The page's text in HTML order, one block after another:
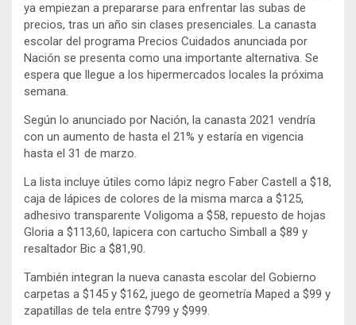
ya empiezan a prepararse para enfrentar las subas de
precios, tras un año sin clases presenciales. La canasta
escolar del programa Precios Cuidados anunciada por
Nación se presenta como una importante alternativa. Se
espera que llegue a los hipermercados locales la próxima
semana.
Según lo anunciado por Nación, la canasta 2021 vendría
con un aumento de hasta el 21% y estaría en vigencia
hasta el 31 de marzo.
La lista incluye útiles como lápiz negro Faber Castell a $18,
caja de lápices de colores de la misma marca a $125,
adhesivo transparente Voligoma a $58, repuesto de hojas
Gloria a $113,60, lapicera con cartucho Simball a $89 y
resaltador Bic a $81,90.
También integran la nueva canasta escolar del Gobierno
carpetas a $145 y $162, juego de geometría Maped a $99 y
zapatillas de tela entre $799 y $999.